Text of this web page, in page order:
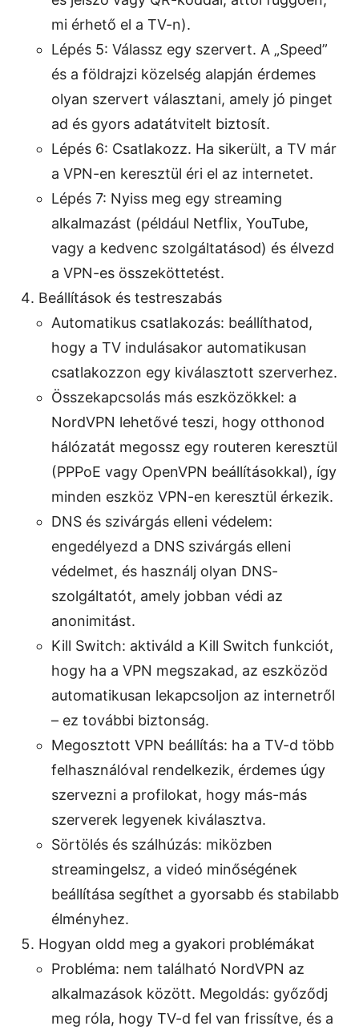
mi érhető el a TV-n).
Lépés 5: Válassz egy szervert. A „Speed”
és a földrajzi közelség alapján érdemes
olyan szervert választani, amely jó pinget
ad és gyors adatátvitelt biztosít.
Lépés 6: Csatlakozz. Ha sikerült, a TV már
a VPN-en keresztül éri el az internetet.
Lépés 7: Nyiss meg egy streaming
alkalmazást (például Netflix, YouTube,
vagy a kedvenc szolgáltatásod) és élvezd
a VPN-es összeköttetést.
Beállítások és testreszabás
Automatikus csatlakozás: beállíthatod,
hogy a TV indulásakor automatikusan
csatlakozzon egy kiválasztott szerverhez.
Összekapcsolás más eszközökkel: a
NordVPN lehetővé teszi, hogy otthonod
hálózatát megossz egy routeren keresztül
(PPPoE vagy OpenVPN beállításokkal), így
minden eszköz VPN-en keresztül érkezik.
DNS és szivárgás elleni védelem:
engedélyezd a DNS szivárgás elleni
védelmet, és használj olyan DNS-
szolgáltatót, amely jobban védi az
anonimitást.
Kill Switch: aktiváld a Kill Switch funkciót,
hogy ha a VPN megszakad, az eszközöd
automatikusan lekapcsoljon az internetről
– ez további biztonság.
Megosztott VPN beállítás: ha a TV-d több
felhasználóval rendelkezik, érdemes úgy
szervezni a profilokat, hogy más-más
szerverek legyenek kiválasztva.
Sörtölés és szálhúzás: miközben
streamingelsz, a videó minőségének
beállítása segíthet a gyorsabb és stabilabb
élményhez.
Hogyan oldd meg a gyakori problémákat
Probléma: nem található NordVPN az
alkalmazások között. Megoldás: győződj
meg róla, hogy TV-d fel van frissítve, és a